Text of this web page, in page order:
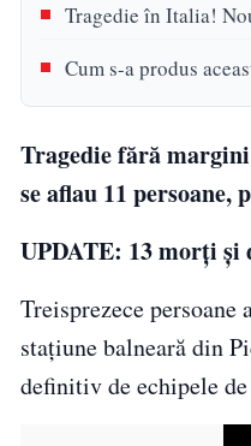
Tragedie în Italia!
Cum s-a produs
Tragedie fără
se aflau 11
UPDATE: 13 morţi
Treisprezece
staţiune balneară din
definitiv de echipele